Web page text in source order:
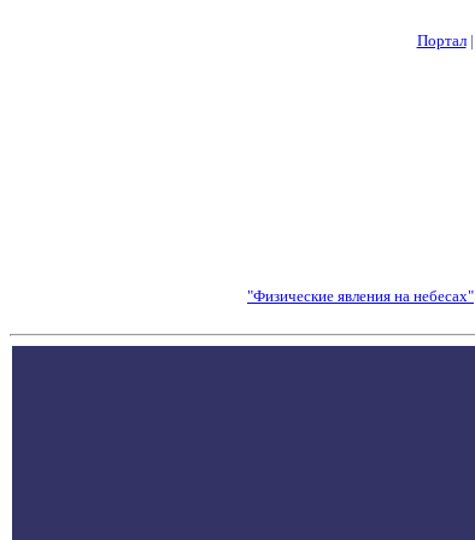
Портал|
"Физические явления на небесах"